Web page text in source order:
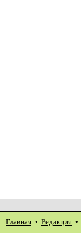
Главная • Редакция •